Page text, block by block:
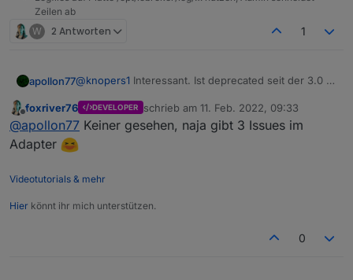
Zeilen ab
W 2 Antworten 1
apollon77@knopers1 Interessant. Ist deprecated seit der 3.0 ...
dich als Quick Fix: Suche die Code stelle
/opt/iobroker/node_modules/@frankjoke/myadapter/
myAdapter.js Zeile 252 und ändere
adapter.objects.getObjectList
Anpassen muss es frankjoke ... sorry
I added to incompatibility List in first post
Offline
foxriver76 DEVELOPER schrieb am 11. Feb. 2022, 09:33
zuletzt editiert von
@apollon77 Keiner gesehen, naja gibt 3 Issues im
Adapter
Videotutorials & mehr
Hier könnt ihr mich unterstützen.
0